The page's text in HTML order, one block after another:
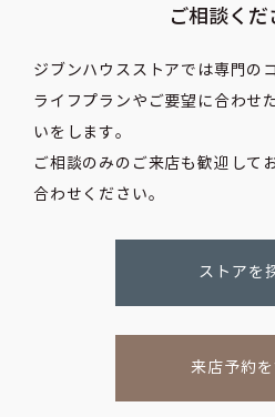
ご相談くだ
ジブンハウスストアでは専門の
ライフプランや ご要望に合わせ
いをします。
ご相談のみのご来店も歓迎して
合わせください。
ストアを
来店予約を